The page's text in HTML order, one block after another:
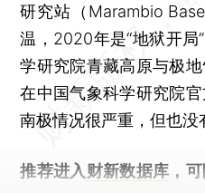
研究站（Marambio
温，2020年是“地狱开
学研究院青藏高原与极
在中国气象科学研究院
南极情况很严重，但也没
推荐进入 财新数据库 ，